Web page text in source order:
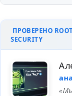
ПРОВЕРЕНО
SECURITY